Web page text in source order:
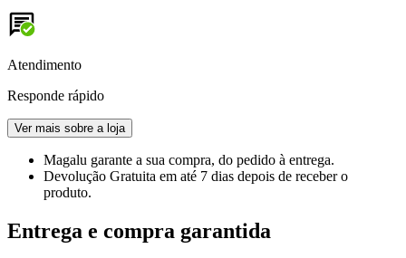
Atendimento
Responde rápido
Ver mais sobre a loja
Magalu garante a sua compra, do pedido à entrega.
Devolução Gratuita em até 7 dias depois de receber o
produto.
Entrega e compra garantida